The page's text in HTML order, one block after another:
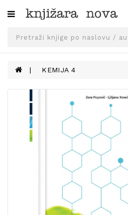
Kategorije
SVEUČILIŠNA
UDŽBENICI
KNJIGE
I
OPREMA
KEMIJA 4